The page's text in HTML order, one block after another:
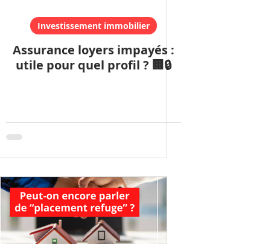
Investissement immobilier
Assurance loyers impayés :
utile pour quel profil ? 🏢🔒